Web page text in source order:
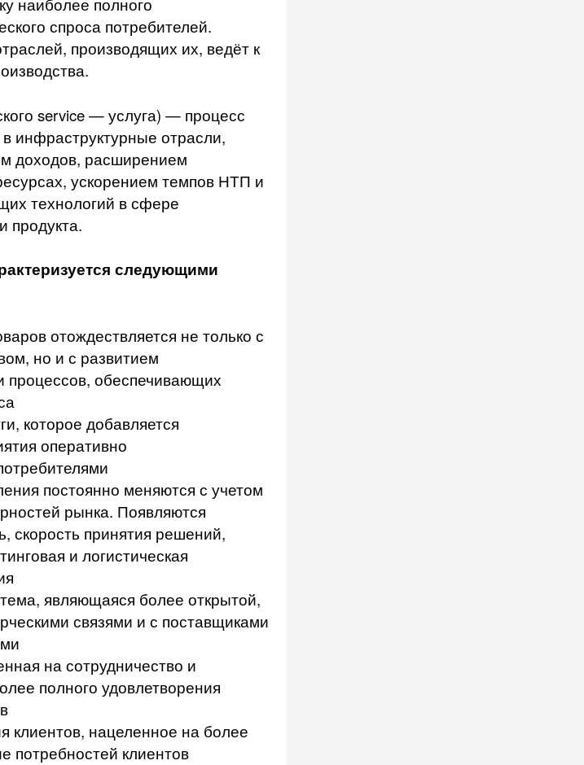
спроса потребителей.
производящих их, ведёт к
service — услуга) — процесс
инфраструктурные отрасли,
доходов, расширением
уско­рением темпов НТП и
технологий в сфере
продукта.
следующими
отождествляется не только с
но и с развитием
процессов, обеспечивающих
которое добавляется
оперативно
постоянно меняются с учетом
рынка. Появляются
скорость принятия решений,
и логистическая
являющаяся более открытой,
связями и с поставщиками
на сотрудничество и
полного удовлетворения
клиентов, нацеленное на более
потребностей клиентов